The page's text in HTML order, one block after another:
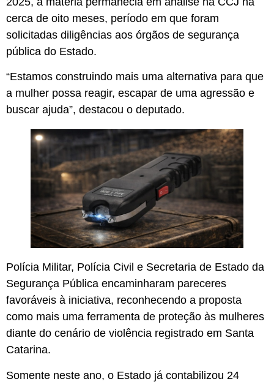
cerca de oito meses, período em que foram
solicitadas diligências aos órgãos de segurança
pública do Estado.
“Estamos construindo mais uma alternativa para que
a mulher possa reagir, escapar de uma agressão e
buscar ajuda”, destacou o deputado.
Polícia Militar, Polícia Civil e Secretaria de Estado da
Segurança Pública encaminharam pareceres
favoráveis à iniciativa, reconhecendo a proposta
como mais uma ferramenta de proteção às mulheres
diante do cenário de violência registrado em Santa
Catarina.
Somente neste ano, o Estado já contabilizou 24